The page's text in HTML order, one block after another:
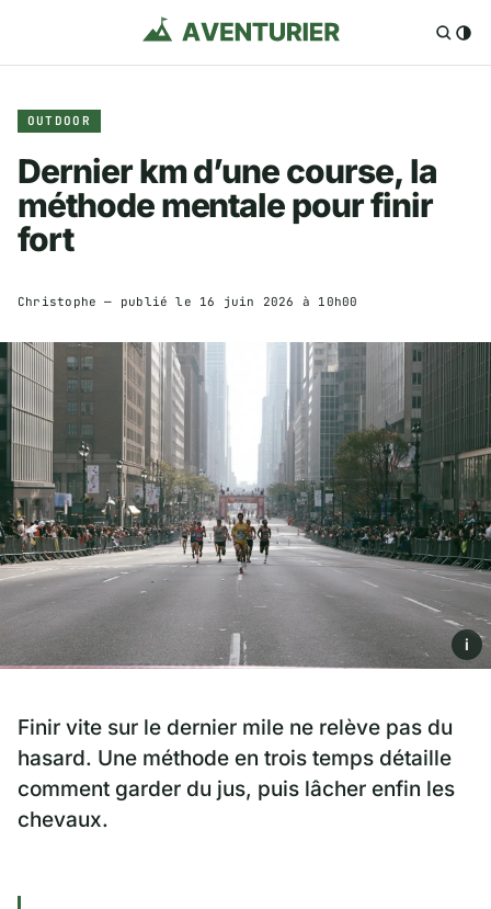
OUTDOOR
Dernier km d’une course, la
méthode mentale pour finir
fort
Christophe — publié le 16 juin 2026 à 10h00
i
Finir vite sur le dernier mile ne relève pas du
hasard. Une méthode en trois temps détaille
comment garder du jus, puis lâcher enfin les
chevaux.